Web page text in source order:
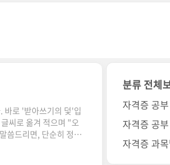
바로 '받아쓰기의 덫'입
씨로 옮겨 적으며 "오
씀드리면, 단순히 정보
망인 노트는 결국 다
분류 전체
자격증 공
자격증 공
자격증 과